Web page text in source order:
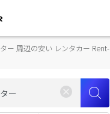
ー 周辺の安い レンタカー Rent-